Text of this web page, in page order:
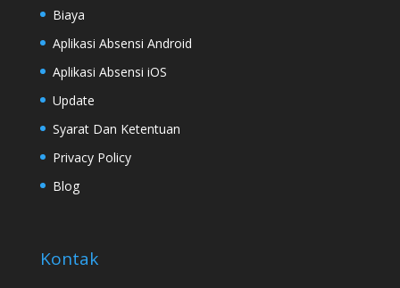
Biaya
Aplikasi Absensi Android
Aplikasi Absensi iOS
Update
Syarat Dan Ketentuan
Privacy Policy
Blog
Kontak